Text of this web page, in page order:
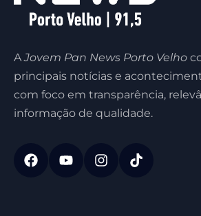
AJovem Pan News Porto Velho
principais notícias e
com foco em transparência,
informação de qualidade.